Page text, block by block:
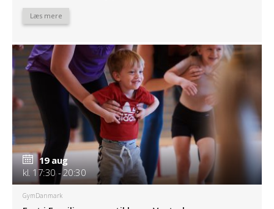
Læs mere
19 aug
kl. 17:30 - 20:30
GymDanmark